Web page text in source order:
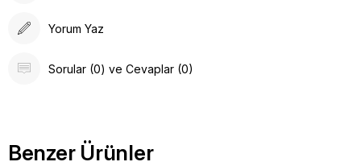
Yorum Yaz
Sorular (0) ve Cevaplar (0)
Benzer Ürünler